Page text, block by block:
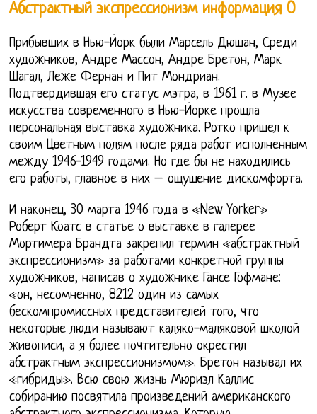
Абстрактный экспрессионизм информация О
Прибывших в Нью-Йорк были Марсель Дюшан, Среди
художников, Андре Массон, Андре Бретон, Марк
Шагал, Леже Фернан и Пит Мондриан.
Подтвердившая его статус мэтра, в 1961 г. в Музее
искусства современного в Нью-Йорке прошла
персональная выставка художника. Ротко пришел к
своим Цветным полям после ряда работ исполненным
между 1946-1949 годами. Но где бы не находились
его работы, главное в них – ощущение дискомфорта.
И наконец, 30 марта 1946 года в «New Yorker»
Роберт Коатс в статье о выставке в галерее
Мортимера Брандта закрепил термин «абстрактный
экспрессионизм» за работами конкретной группы
художников, написав о художнике Гансе Гофмане:
«он, несомненно, 8212 один из самых
бескомпромиссных представителей того, что
некоторые люди называют каляко-маляковой школой
живописи, а я более почтительно окрестил
абстрактным экспрессионизмом». Бретон называл их
«гибриды». Всю свою жизнь Мюриэл Каллис
собиранию посвятила произведений американского